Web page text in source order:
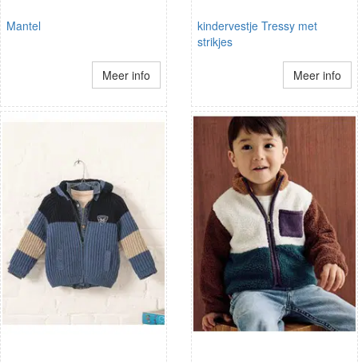
Mantel
Meer info
kindervestje Tressy met
strikjes
Meer info